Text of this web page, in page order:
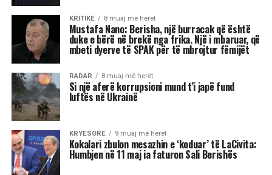
KRITIKE 8 muaj më herët
Mustafa Nano: Berisha, një burracak që është
duke e bërë në brekë nga frika. Një i mbaruar, që
mbeti dyerve të SPAK për të mbrojtur fëmijët
RADAR 8 muaj më herët
Si një aferë korrupsioni mund t’i japë fund
luftës në Ukrainë
KRYESORE 9 muaj më herët
Kokalari zbulon mesazhin e ‘koduar’ të LaCivita:
Humbjen në 11 maj ia faturon Sali Berishës